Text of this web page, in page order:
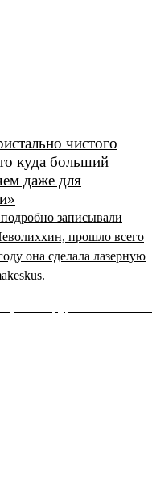
чистого
куда больший
даже для
записывали
прошло всего
она сделала лазерную